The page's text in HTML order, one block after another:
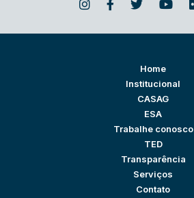
Home
Institucional
CASAG
ESA
Trabalhe conosco
TED
Transparência
Serviços
Contato